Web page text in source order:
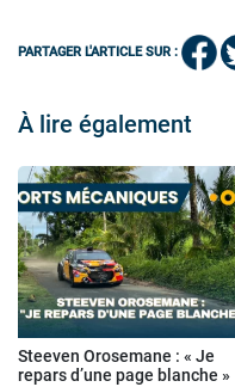
PARTAGER L'ARTICLE SUR :
À lire également
Steeven Orosemane : « Je
repars d’une page blanche »